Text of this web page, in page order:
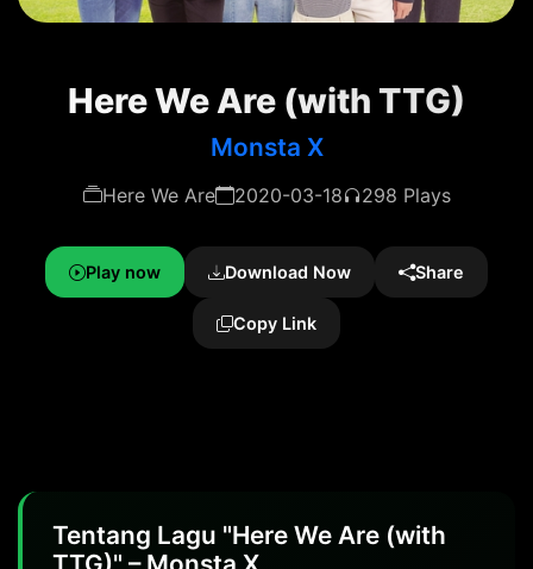
Here We Are (with TTG)
Monsta X
Here We Are 2020-03-18 298 Plays
Play now Download Now Share
Copy Link
Tentang Lagu "Here We Are (with